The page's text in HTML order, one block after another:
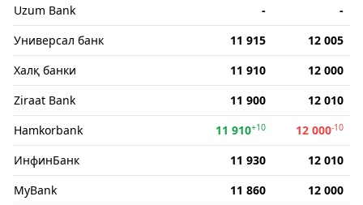
Uzum Bank
-
-
Универсал банк
11 915
12 005
Халқ банки
11 910
12 000
Ziraat Bank
11 900
12 010
Hamkorbank
11 910+10 12 000-10
ИнфинБанк 11 930
12 010
MyBank
11 860
12 000